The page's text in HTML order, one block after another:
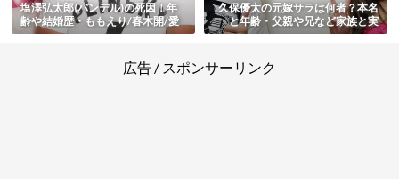
塩澤弘太郎(バンデル)の死因！年
齢や結婚歴・ももえり/春木開/愛
沢えみりとの関係・ハワイでの飛
久保優太の元嫁サラは何者？本名
と年齢・父親や兄など家族と実
家・馴れ初めと結婚や離婚・子供
広告 / スポンサーリンク